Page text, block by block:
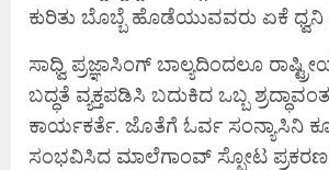
ಕುರಿತು ಬೊಬ್ಬೆ ಹೊಡೆಯುವವರು ಏಕೆ ಧ್ವನಿ
ಸಾಧ್ವಿ ಪ್ರಜ್ಞಾಸಿಂಗ್ ಬಾಲ್ಯದಿಂದಲೂ
ಬದ್ಧತೆ ವ್ಯಕ್ತಪಡಿಸಿ ಬದುಕಿದ ಒಬ್ಬ
ಕಾರ್ಯಕರ್ತೆ. ಜೊತೆಗೆ ಓರ್ವ ಸಂನ್ಯಾಸಿನಿ
ಸಂಭವಿಸಿದ ಮಾಲೆಗಾಂವ್ ಸ್ಫೋಟ